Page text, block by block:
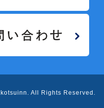
. All Rights Reserved.